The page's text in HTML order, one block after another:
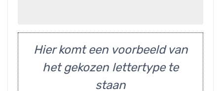
Hier komt een voorbeeld van
het gekozen lettertype te
staan